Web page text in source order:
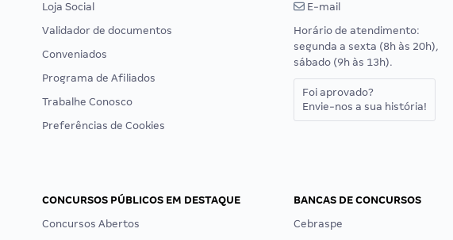
Loja Social
Validador de documentos
Conveniados
Programa de Afiliados
Trabalhe Conosco
Preferências de Cookies
E-mail
Horário de atendimento:
segunda a sexta (8h às 20h),
sábado (9h às 13h).
Foi aprovado?
Envie-nos a sua história!
CONCURSOS PÚBLICOS EM DESTAQUE
Concursos Abertos
BANCAS DE CONCURSOS
Cebraspe